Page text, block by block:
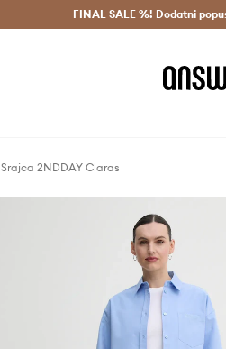
Dostava v 3 dneh >
FINAL SALE %! Dodatni
Srajca 2NDDAY Claras